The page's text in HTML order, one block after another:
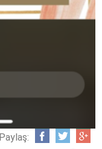
Paylaş: